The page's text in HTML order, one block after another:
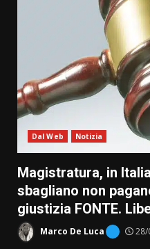
Dal Web Notizia
Magistratura, in
sbagliano non
giustizia FONTE.
Marco De Luca 28/